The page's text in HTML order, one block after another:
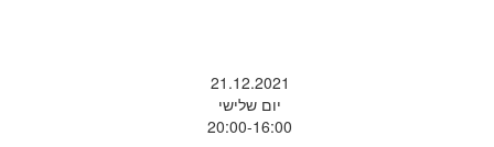
21.12.2021
יום שלישי
20:00-16:00